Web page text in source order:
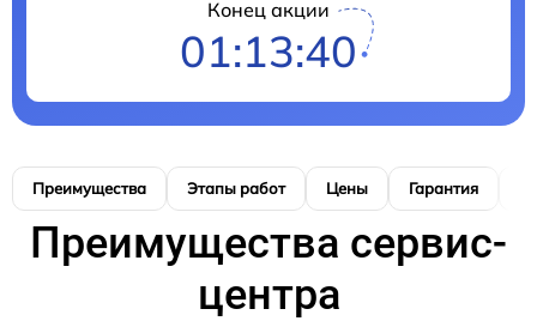
Конец акции
01:13:39
Преимущества Этапы работ Цены Гарантия
Преимущества сервис-
центра